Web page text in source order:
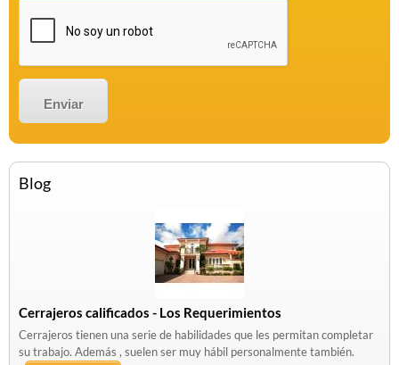
Blog
Cerrajeros calificados - Los Requerimientos
Cerrajeros tienen una serie de habilidades que les permitan completar
su trabajo. Además , suelen ser muy hábil personalmente también.